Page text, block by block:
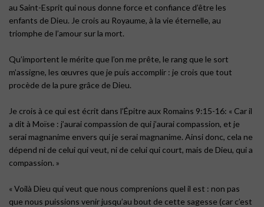
au Saint-Esprit qui nous donne force et confiance d’être les
enfants de Dieu. Je crois au Royaume, à la vie éternelle, au
triomphe de l’amour sur la mort.
Qu’importent le mérite que l’on me prête, le rang que le sort
m’assigne, les œuvres que je puis accomplir : je crois que tout
procède de la pure grâce de Dieu.
Je crois à ce qui est écrit dans l’Épitre aux Romains 9:15-16: « Car il
a dit à Moïse : j’aurai compassion de qui j’aurai compassion, et je
serai magnanime envers qui je serai magnanime. Ainsi donc, cela ne
dépend ni de celui qui veut, ni de celui qui court, mais de Dieu, qui a
compassion. »
« Voilà Dieu qui veut que nous comprenions quel il est : non pas
que nous puissions venir jusqu’au bout de cette sagesse (car c’est